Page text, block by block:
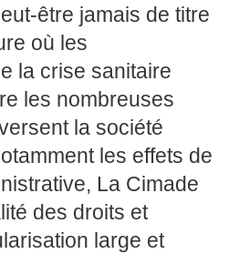
être jamais de titre
où les
la crise sanitaire
les nombreuses
la société
les effets de
La Cimade
des droits et
large et